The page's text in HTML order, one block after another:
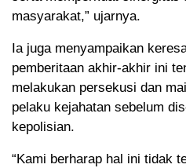
masyarakat,” ujarnya.
Ia juga menyampaikan
pemberitaan akhir-akhir ini
melakukan persekusi dan
pelaku kejahatan sebelum
kepolisian.
“Kami berharap hal ini tidak